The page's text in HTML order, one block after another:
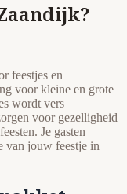
feestjes en
voor kleine en grote
wordt vers
voor gezelligheid
Je gasten
van jouw feestje in